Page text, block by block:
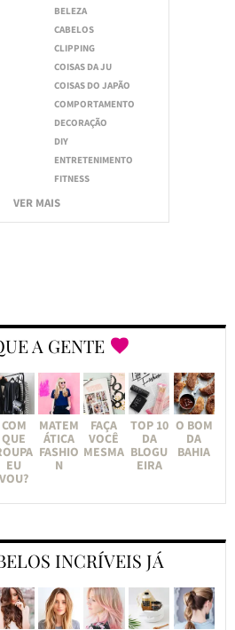
BELEZA
CABELOS
CLIPPING
COISAS DA JU
COISAS DO JAPÃO
COMPORTAMENTO
DECORAÇÃO
DIY
ENTRETENIMENTO
FITNESS
VER MAIS
A GENTE
COM
QUE
EU
VOU?
MATEM
ÁTICA
FASHIO
N
FAÇA
VOCÊ
MESMA
TOP 10
DA
BLOGU
EIRA
O BOM
DA
BAHIA
INCRÍVEIS JÁ